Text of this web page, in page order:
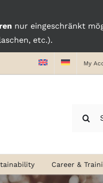
nur eingeschränkt
etc.).
My
for:
Career &